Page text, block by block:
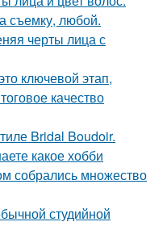
съемку, любой.
черты лица с
ключевой этап,
качество
Bridal Boudoir.
какое хобби
собрались множество
студийной